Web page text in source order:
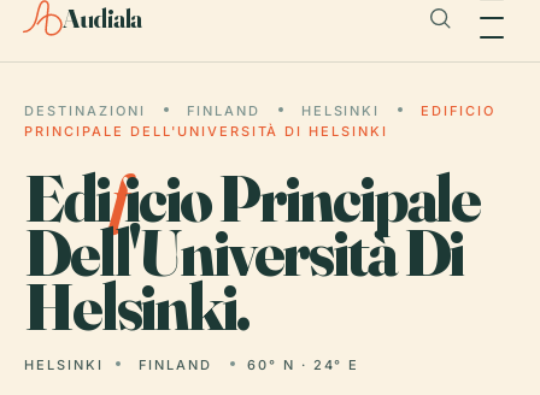
Audiala
DESTINAZIONI FINLAND HELSINKI
EDIFICIO
PRINCIPALE DELL'UNIVERSITÀ DI HELSINKI
Edificio Principale
Dell'Università Di
Helsinki.
HELSINKI FINLAND 60° N · 24° E